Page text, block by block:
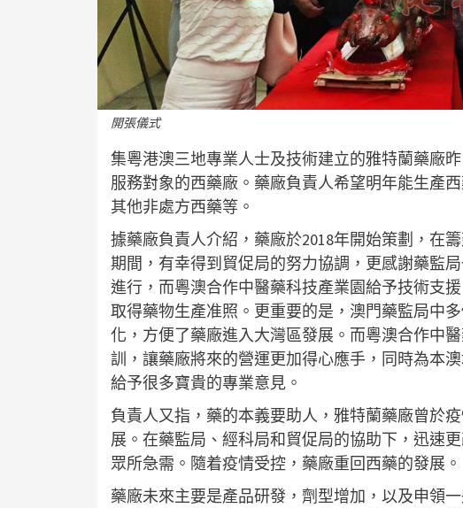
開張儀式
集粵港澳三地專業人士及技術建立的雅特蘭藥廠
服務對象的西藥廠。藥廠負責人希望明年能生產
其他非處方西藥等。
據藥廠負責人介紹，藥廠於2018年開始策劃，在
期間，有幸得到貿促局的努力協調，更感謝藥監
進行，而粵澳合作中醫藥科技產業園給予技術支
取得藥物生產准照。更重要的是，澳門藥監局中
化，方便了藥廠進入大灣區發展。而粵澳合作中
訓，讓藥廠將來的營運更加得心應手，同時為本
給予很多寶貴的專業意見。
負責人又指，藥的本義要助人，雅特蘭藥廠曾於
展。在藥監局、經科局和貿促局的協助下，迅速
眾所急需。隨着疫情受控，藥廠重回西藥的發展。
藥廠未來主要是產品研發，劑型增加，以及申領